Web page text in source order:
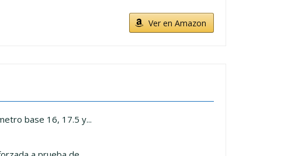
Ver en Amazon
base 16, 17.5 y...